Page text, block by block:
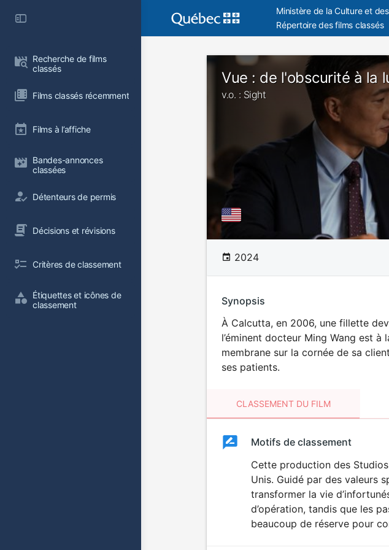
Recherche de films
classés
Films classés récemment
Films à l’affiche
Bandes-annonces
classées
Détenteurs de permis
Décisions et révisions
Critères de classement
Étiquettes et icônes de
classement
Ministère de la Culture et
Répertoire des films classés
Vue : de l'obscurité à la
v.o. : Sight
2024
Synopsis
À Calcutta, en 2006, une fillette
l’éminent docteur Ming Wang est
membrane sur la cornée de sa
ses patients.
CLASSEMENT DU FILM
ClassementClassement
Motifs de classement
Cette production des
Unis. Guidé par des valeurs
transformer la vie
d’opération, tandis que les
beaucoup de réserve pour